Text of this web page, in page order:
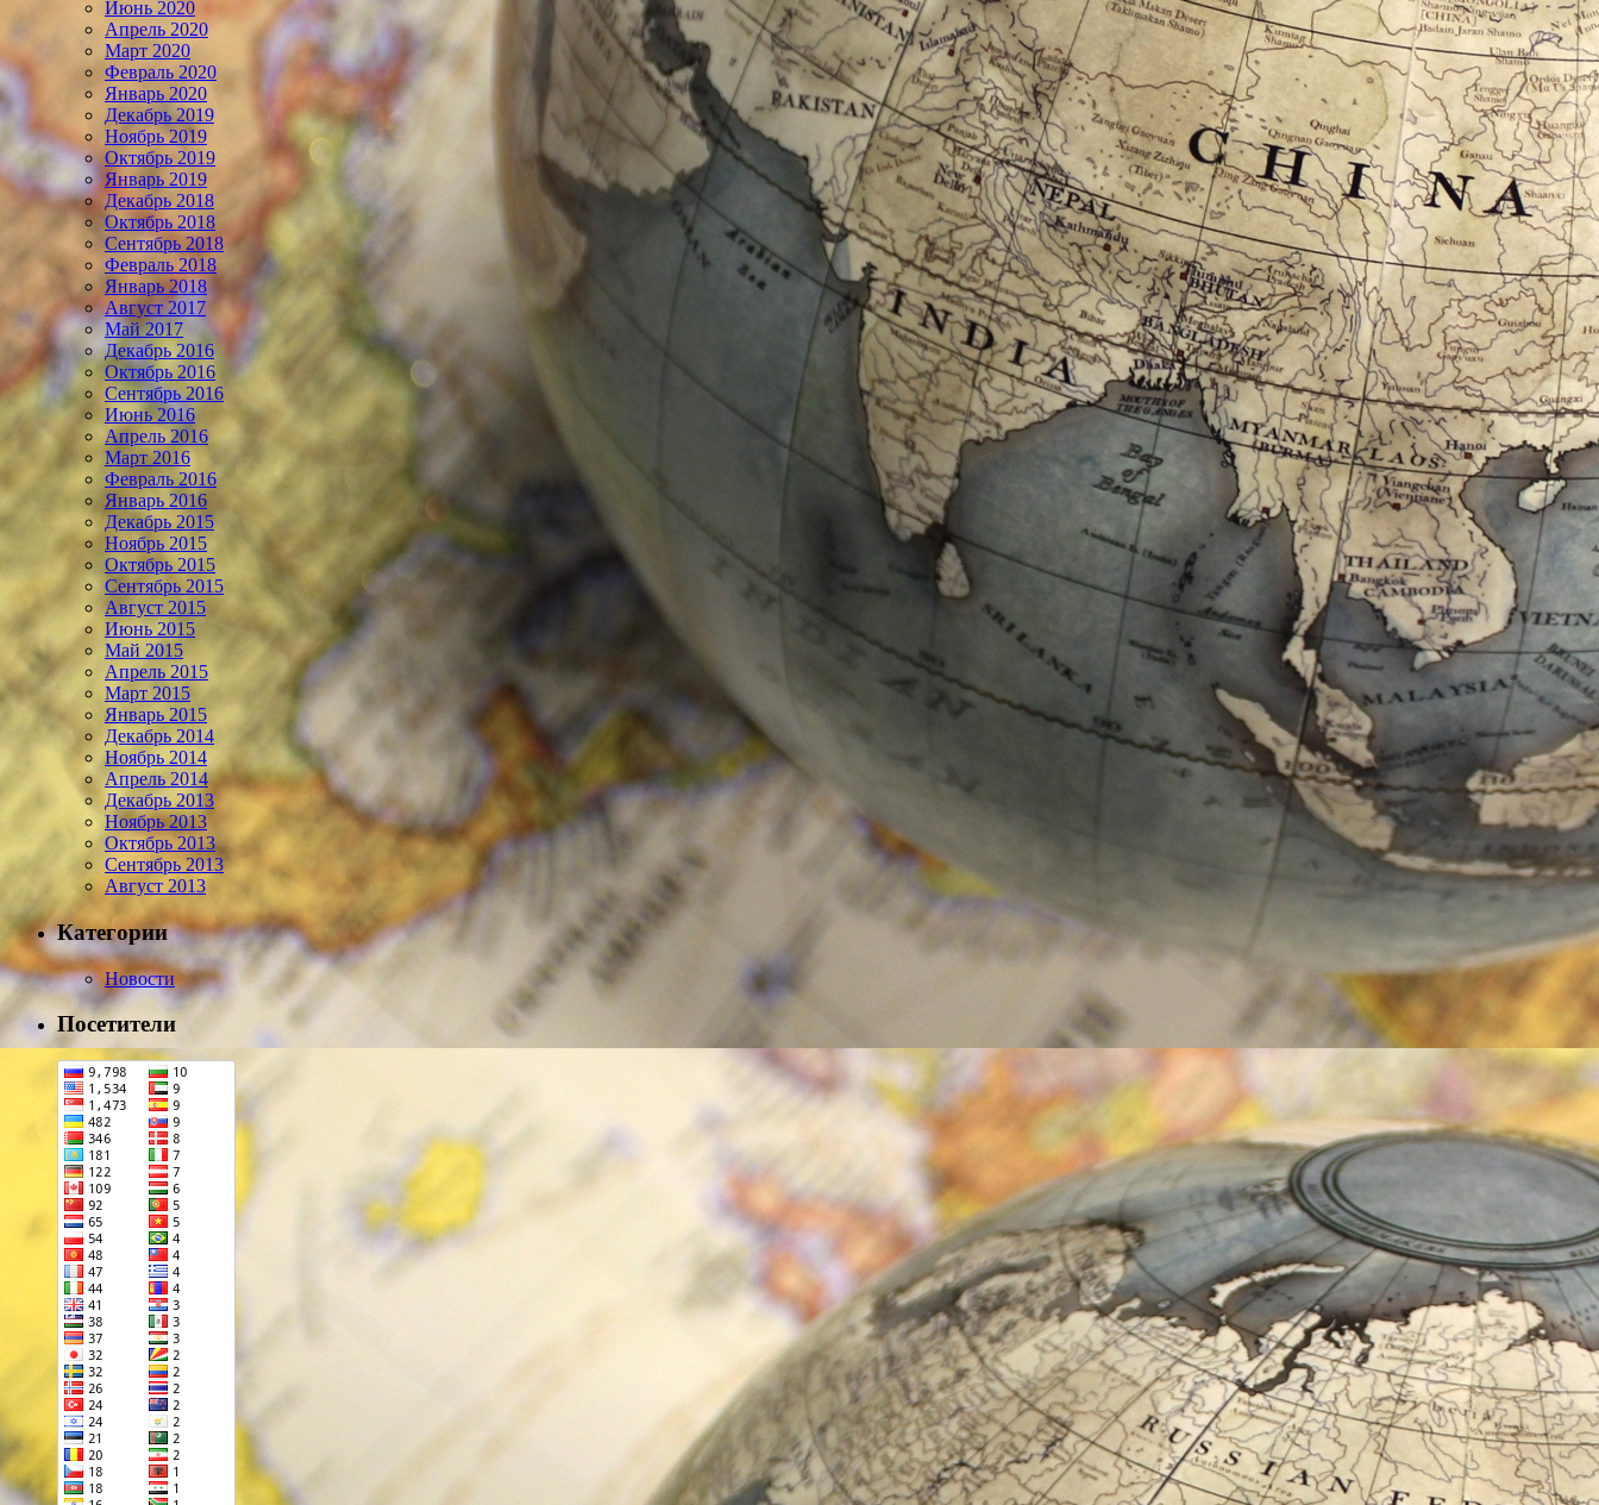
Июнь 2020
Апрель 2020
Март 2020
Февраль 2020
Январь 2020
Декабрь 2019
Ноябрь 2019
Октябрь 2019
Январь 2019
Декабрь 2018
Октябрь 2018
Сентябрь 2018
Февраль 2018
Январь 2018
Август 2017
Май 2017
Декабрь 2016
Октябрь 2016
Сентябрь 2016
Июнь 2016
Апрель 2016
Март 2016
Февраль 2016
Январь 2016
Декабрь 2015
Ноябрь 2015
Октябрь 2015
Сентябрь 2015
Август 2015
Июнь 2015
Май 2015
Апрель 2015
Март 2015
Январь 2015
Декабрь 2014
Ноябрь 2014
Апрель 2014
Декабрь 2013
Ноябрь 2013
Октябрь 2013
Сентябрь 2013
Август 2013
Категории
Новости
Посетители